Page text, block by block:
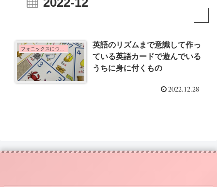
フォニックスについて
英語のリズムまで意識して作っ
ている英語カードで遊んでいる
うちに身に付くもの
2022.12.28